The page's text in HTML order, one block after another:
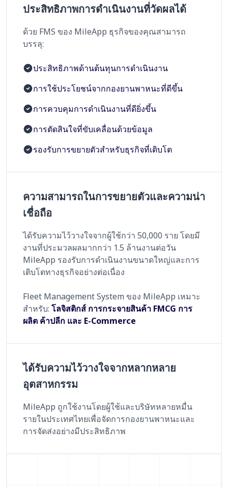
ประสิทธิภาพการดำเนินงานที่วัดผลได้
ด้วย FMS ของ MileApp ธุรกิจของคุณสามารถ
บรรลุ:
ประสิทธิภาพด้านต้นทุนการดำเนินงาน
การใช้ประโยชน์จากกองยานพาหนะที่ดีขึ้น
การควบคุมการดำเนินงานที่ดียิ่งขึ้น
การตัดสินใจที่ขับเคลื่อนด้วยข้อมูล
รองรับการขยายตัวสำหรับธุรกิจที่เติบโต
ความสามารถในการขยายตัวและความน่า
เชื่อถือ
ได้รับความไว้วางใจจากผู้ใช้กว่า 50,000 ราย โดยมี
งานที่ประมวลผลมากกว่า 1.5 ล้านงานต่อวัน
MileApp รองรับการดำเนินงานขนาดใหญ่และการ
เติบโตทางธุรกิจอย่างต่อเนื่อง
Fleet Management System ของ MileApp เหมาะ
สำหรับ: โลจิสติกส์ การกระจายสินค้า FMCG การ
ผลิต ค้าปลีก และ E-Commerce
ได้รับความไว้วางใจจากหลากหลาย
อุตสาหกรรม
MileApp ถูกใช้งานโดยผู้ใช้และบริษัทหลายหมื่น
รายในประเทศไทยเพื่อจัดการกองยานพาหนะและ
การจัดส่งอย่างมีประสิทธิภาพ